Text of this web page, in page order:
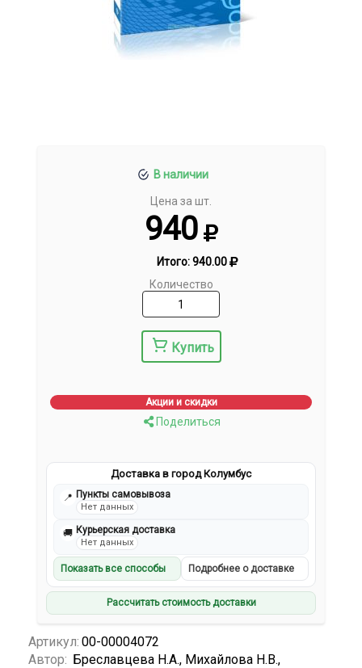
В наличии
Цена за шт.
940
Итого:940.00
Количество
Купить
Акции и скидки
Поделиться
Доставка в город Колумбус
📍 Пункты самовывоза
Нет данных
🚚 Курьерская доставка
Нет данных
Показать все способы Подробнее о доставке
Рассчитать стоимость доставки
Артикул: 00-00004072
Автор: Бреславцева Н.А., Михайлова Н.В.,